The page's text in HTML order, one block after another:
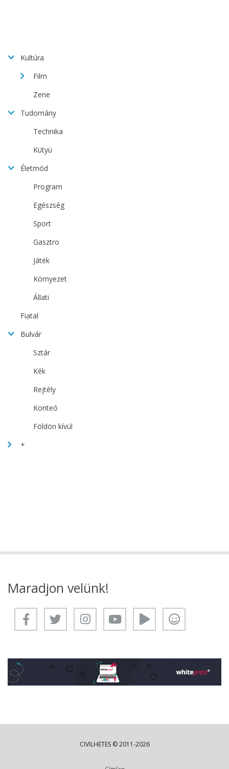
Kultúra
Film
Zene
Tudomány
Technika
Kütyü
Életmód
Program
Egészség
Sport
Gasztro
Játék
Környezet
Állati
Fiatal
Bulvár
Sztár
Kék
Rejtély
Konteó
Földön kívül
+
Maradjon velünk!
CIVILHETES © 2011-2026